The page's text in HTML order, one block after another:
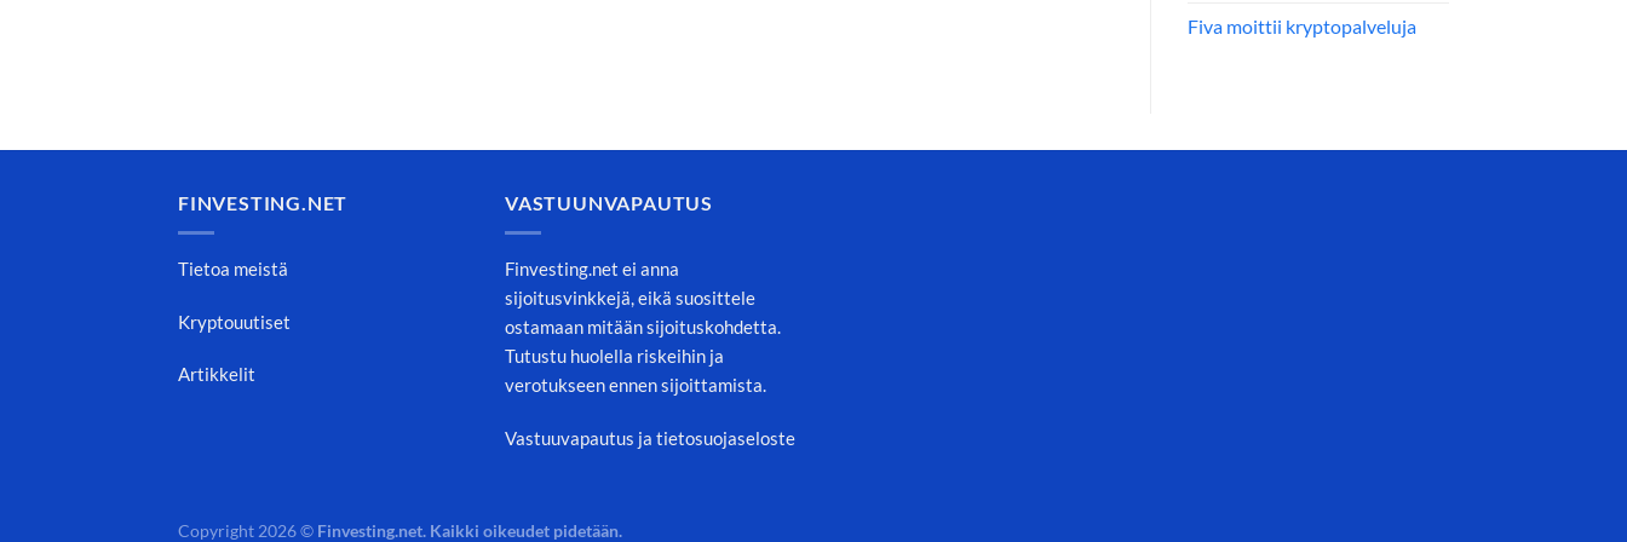
Fiva moittii kryptopalveluja
FINVESTING.NET
Tietoa meistä
Kryptouutiset
Artikkelit
VASTUUNVAPAUTUS
Finvesting.net ei anna
sijoitusvinkkejä, eikä suosittele
ostamaan mitään sijoituskohdetta.
Tutustu huolella riskeihin ja
verotukseen ennen sijoittamista.
Vastuuvapautus ja tietosuojaseloste
Copyright 2026 © Finvesting.net. Kaikki oikeudet pidetään.